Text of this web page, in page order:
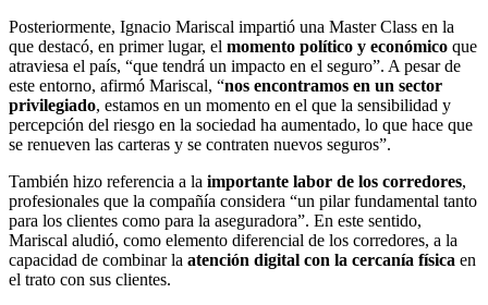
Posteriormente, Ignacio Mariscal impartió una Master Class en la
que destacó, en primer lugar, el momento político y económico que
atraviesa el país, “que tendrá un impacto en el seguro”. A pesar de
este entorno, afirmó Mariscal, “nos encontramos en un sector
privilegiado, estamos en un momento en el que la sensibilidad y
percepción del riesgo en la sociedad ha aumentado, lo que hace que
se renueven las carteras y se contraten nuevos seguros”.
También hizo referencia a la importante labor de los corredores,
profesionales que la compañía considera “un pilar fundamental tanto
para los clientes como para la aseguradora”. En este sentido,
Mariscal aludió, como elemento diferencial de los corredores, a la
capacidad de combinar la atención digital con la cercanía física en
el trato con sus clientes.